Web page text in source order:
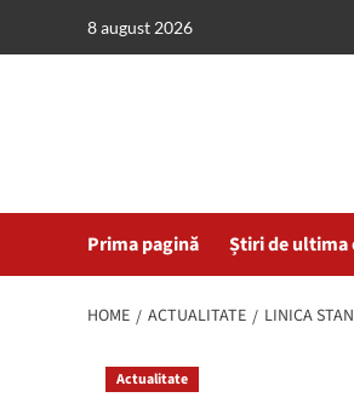
8 august 2026
Prima pagină Știri de ultima
HOME ACTUALITATE LINICA
Actualitate